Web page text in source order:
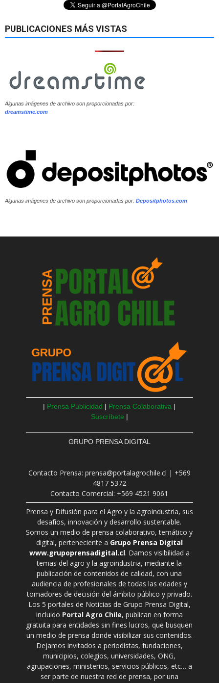
PUBLICACIONES MÁS VISTAS
Algunas imágenes de archivo son proporcionadas por:
dreamstime.com
Algunas imágenes de archivo son proporcionadas por: Depositphotos.com
| Prensa Publicidad | Prensa Colaborativa |
Suscríbete |
GRUPO PRENSA DIGITAL
Contacto Prensa: prensa@portalagrochile.cl | +569
4817 5372
Contacto Comercial: +569 4521 9061
Prensa y Difusión para el Agro y la agroindustria, sus
desafíos, innovación y desarrollo sustentable.
Somos un medio de prensa colaborativo, temático y
digital, perteneciente a Grupo Prensa Digital
www.grupoprensadigital.cl. Damos visibilidad a
temas del agro y la agroindustria, mediante la
publicación de contenidos de calidad, con una
audiencia de profesionales de todas las edades y
tomadores de decisión del ámbito público y privado.
Los 5 portales de Noticias de Grupo Prensa Digital,
incluido Portal Agro Chile, publican en forma
gratuita para entidades sin fines lucros, que busquen
un medio de prensa donde visibilizar sus contenidos.
Dejamos invitados a periodistas, fundaciones,
municipios, colegios, universidades, ONG,
agrupaciones, ministerios, servicios públicos, etc… a
ser parte de nuestra red de prensa, por una